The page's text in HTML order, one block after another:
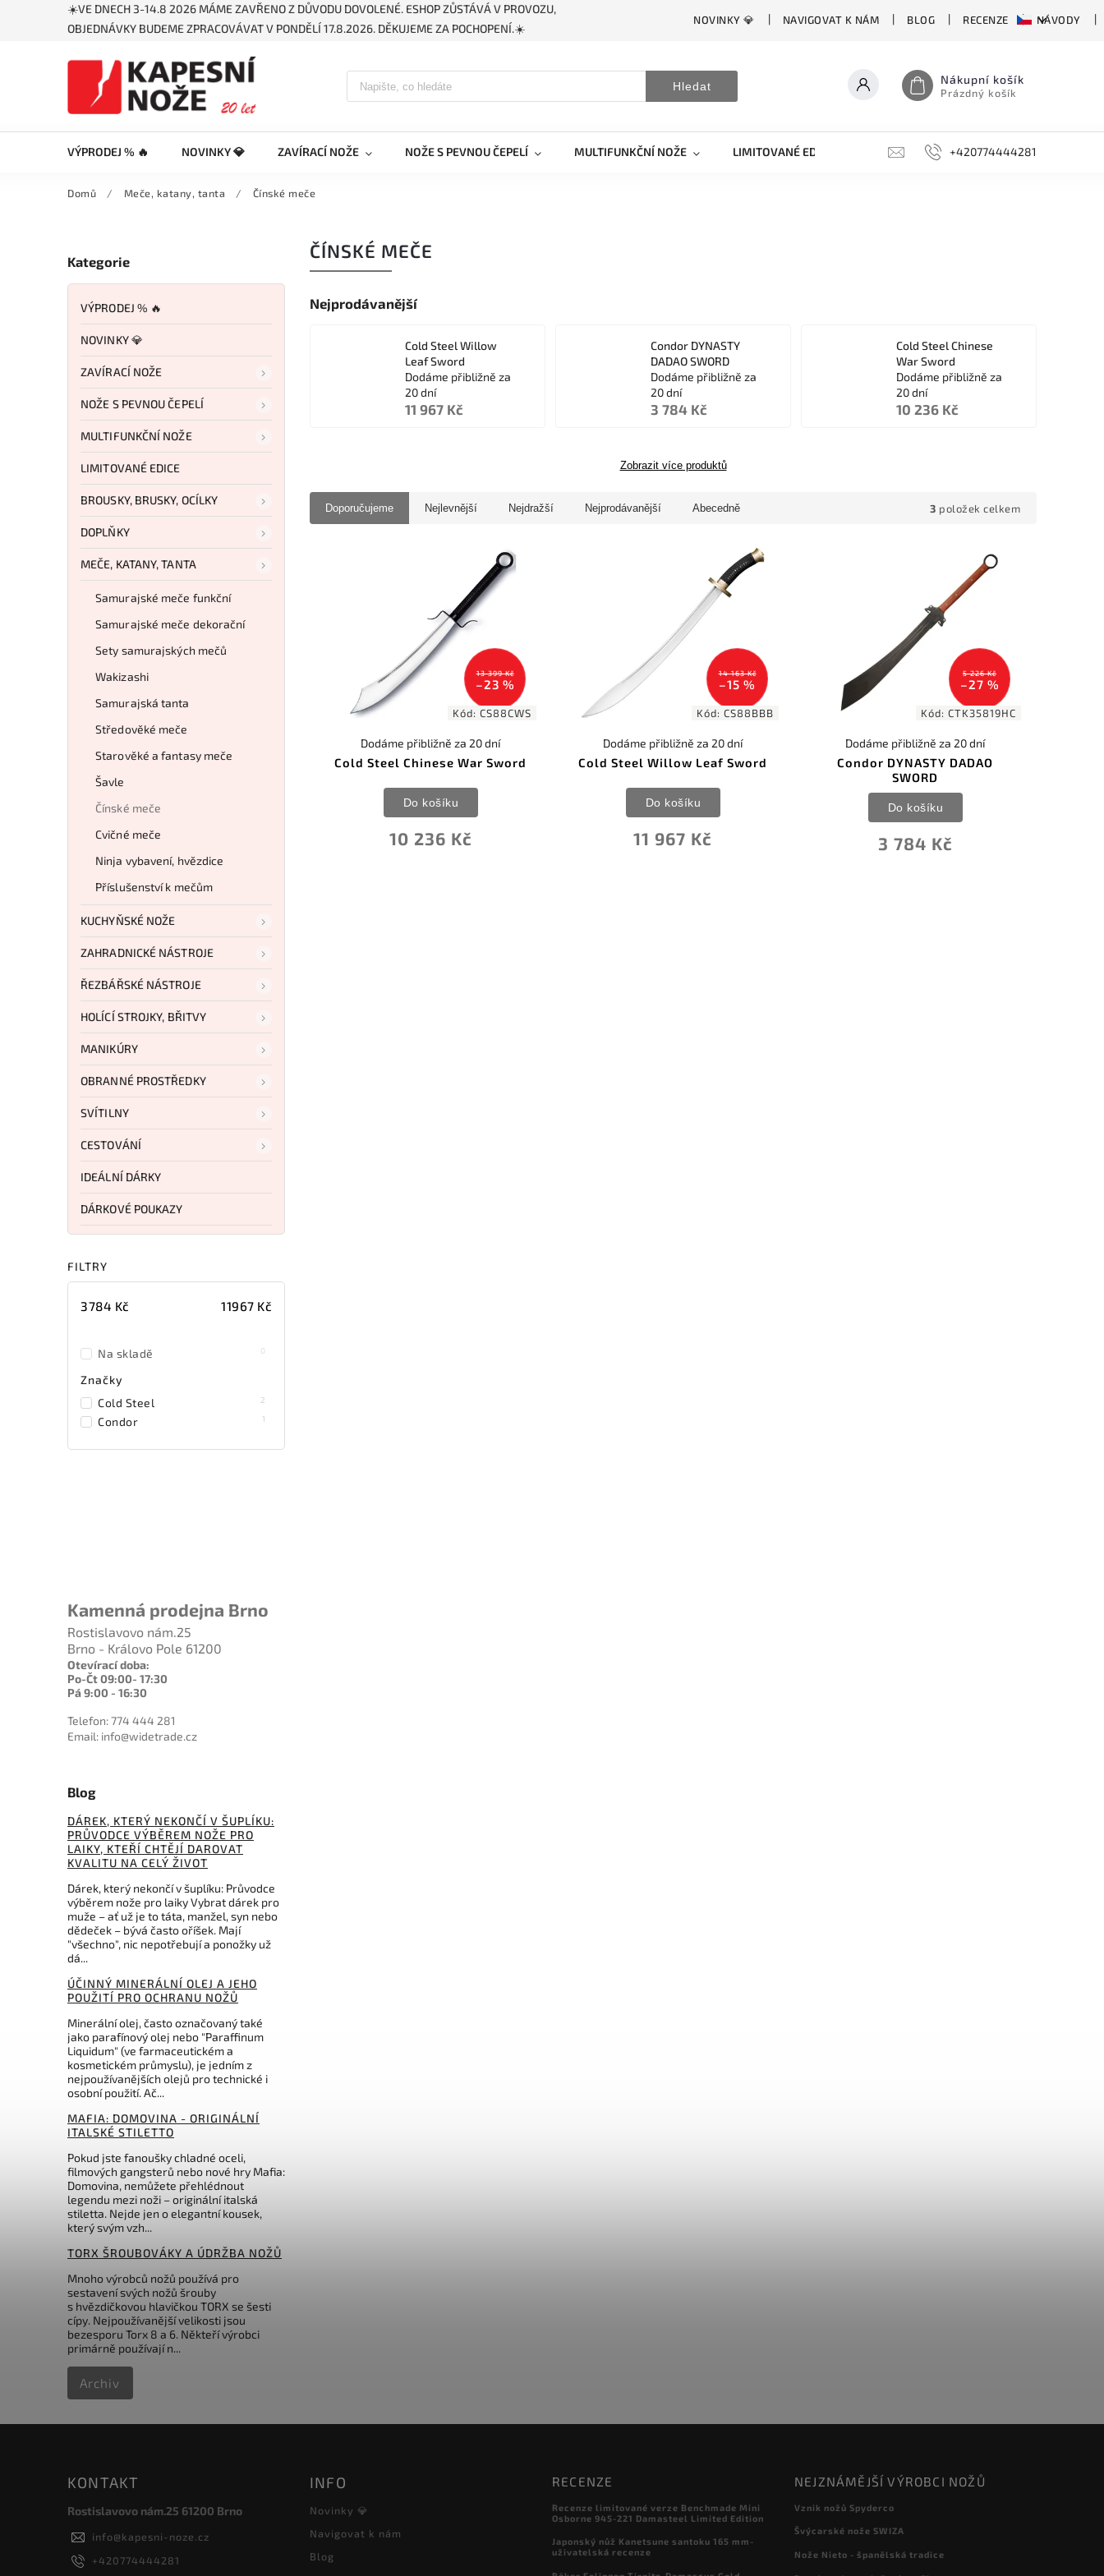
☀️VE DNECH 3-14.8 2026 MÁME ZAVŘENO Z DŮVODU DOVOLENÉ. ESHOP ZŮSTÁVÁ V PROVOZU,
OBJEDNÁVKY BUDEME ZPRACOVÁVAT V PONDĚLÍ 17.8.2026. DĚKUJEME ZA POCHOPENÍ.☀️
NOVINKY 💎 NAVIGOVAT K NÁM BLOG RECENZE NÁVODY
Hledat Nákupní košík
Prázdný košík
VÝPRODEJ % 🔥 NOVINKY 💎 ZAVÍRACÍ NOŽE NOŽE S PEVNOU ČEPELÍ MULTIFUNKČNÍ NOŽE LIMITOVANÉ EDICE BROUSKY, BRUSKY, OCÍLKY
+420774444281
Domů / Meče, katany, tanta / Čínské meče
Kategorie
VÝPRODEJ % 🔥
NOVINKY 💎
ZAVÍRACÍ NOŽE
NOŽE S PEVNOU ČEPELÍ
MULTIFUNKČNÍ NOŽE
LIMITOVANÉ EDICE
BROUSKY, BRUSKY, OCÍLKY
DOPLŇKY
MEČE, KATANY, TANTA
Samurajské meče funkční
Samurajské meče dekorační
Sety samurajských mečů
Wakizashi
Samurajská tanta
Středověké meče
Starověké a fantasy meče
Šavle
Čínské meče
Cvičné meče
Ninja vybavení, hvězdice
Příslušenství k mečům
KUCHYŇSKÉ NOŽE
ZAHRADNICKÉ NÁSTROJE
ŘEZBÁŘSKÉ NÁSTROJE
HOLÍCÍ STROJKY, BŘITVY
MANIKÚRY
OBRANNÉ PROSTŘEDKY
SVÍTILNY
CESTOVÁNÍ
IDEÁLNÍ DÁRKY
DÁRKOVÉ POUKAZY
FILTRY
3784 Kč 11967 Kč
Na skladě 0
Značky
Cold Steel
2
Condor 1
Kamenná prodejna Brno
Rostislavovo nám.25
Brno - Královo Pole 61200
Otevírací doba:
Po-Čt 09:00- 17:30
Pá 9:00 - 16:30
Telefon: 774 444 281
Email: info@widetrade.cz
Blog
DÁREK, KTERÝ NEKONČÍ V ŠUPLÍKU:
PRŮVODCE VÝBĚREM NOŽE PRO
LAIKY, KTEŘÍ CHTĚJÍ DAROVAT
KVALITU NA CELÝ ŽIVOT
Dárek, který nekončí v šuplíku: Průvodce
výběrem nože pro laiky Vybrat dárek pro
muže – ať už je to táta, manžel, syn nebo
dědeček – bývá často oříšek. Mají
"všechno", nic nepotřebují a ponožky už
dá...
ÚČINNÝ MINERÁLNÍ OLEJ A JEHO
POUŽITÍ PRO OCHRANU NOŽŮ
Minerální olej, často označovaný také
jako parafínový olej nebo "Paraffinum
Liquidum" (ve farmaceutickém a
kosmetickém průmyslu), je jedním z
nejpoužívanějších olejů pro technické i
osobní použití. Ač...
MAFIA: DOMOVINA - ORIGINÁLNÍ
ITALSKÉ STILETTO
Pokud jste fanoušky chladné oceli,
filmových gangsterů nebo nové hry Mafia:
Domovina, nemůžete přehlédnout
legendu mezi noži – originální italská
stiletta. Nejde jen o elegantní kousek,
který svým vzh...
TORX ŠROUBOVÁKY A ÚDRŽBA NOŽŮ
Mnoho výrobců nožů používá pro
sestavení svých nožů šrouby
s hvězdičkovou hlavičkou TORX se šesti
cípy. Nejpoužívanější velikosti jsou
bezesporu Torx 8 a 6. Někteří výrobci
primárně používají n...
Archiv
ČÍNSKÉ MEČE
Nejprodávanější
Cold Steel Willow
Leaf Sword
Dodáme přibližně za
20 dní
11 967 Kč
Condor DYNASTY
DADAO SWORD
Dodáme přibližně za
20 dní
3 784 Kč
Cold Steel Chinese
War Sword
Dodáme přibližně za
20 dní
10 236 Kč
Zobrazit více produktů
Doporučujeme Nejlevnější Nejdražší Nejprodávanější Abecedně 3 položek celkem
13 399 Kč
–23 %
Kód:CS88CWS
Cold Steel Chinese War Sword
Dodáme přibližně za 20 dní
10 236 Kč
Do košíku
14 163 Kč
–15 %
Kód:CS88BBB
Cold Steel Willow Leaf Sword
Dodáme přibližně za 20 dní
11 967 Kč
Do košíku
5 226 Kč
–27 %
Kód:CTK35819HC
Condor DYNASTY DADAO
SWORD
Dodáme přibližně za 20 dní
3 784 Kč
Do košíku
KONTAKT
Rostislavovo nám.25 61200 Brno
info@kapesni-noze.cz
+420774444281
INFO
Novinky 💎
Navigovat k nám
Blog
RECENZE
Recenze limitované verze Benchmade Mini
Osborne 945-221 Damasteel Limited Edition
Japonský nůž Kanetsune santoku 165 mm-
uživatelská recenze
NEJZNÁMĚJŠÍ VÝROBCI NOŽŮ
Vznik nožů Spyderco
Švýcarské nože SWIZA
Nože Nieto - španělská tradice